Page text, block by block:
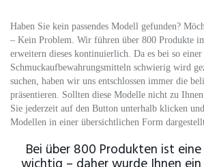
Haben Sie kein passendes Modell gefunden?
– Kein Problem. Wir führen über 800 Produkte
erweitern dieses kontinuierlich. Da es bei so
Schmuckaufbewahrungsmitteln schwierig wird
suchen, haben wir uns entschlossen immer die
präsentieren. Sollten diese Modelle nicht zu
Sie jederzeit auf den Button unterhalb klicken
Modellen in einer übersichtlichen Form
Bei über 800 Produkten ist